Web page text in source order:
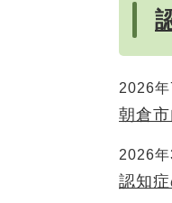
2026
朝倉
2026
認知